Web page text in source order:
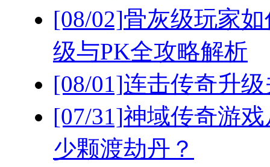
[08/02]骨灰级玩家
级与PK全攻略解析
[08/01]连击传奇升
[07/31]神域传奇游
少颗渡劫丹？